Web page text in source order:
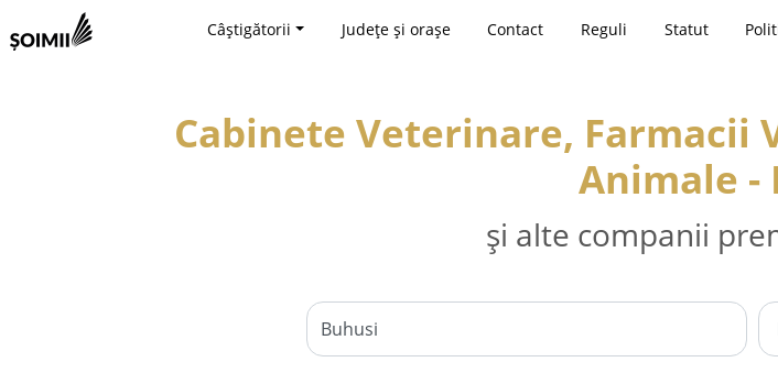
Câștigătorii Județe și orașe Contact Reguli Statut
Cabinete Veterinare, Farmacii
Animale -
și alte companii